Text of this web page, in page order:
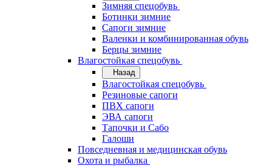
Зимняя спецобувь
Ботинки зимние
Сапоги зимние
Валенки и комбинированная обувь
Берцы зимние
Влагостойкая спецобувь
Назад
Влагостойкая спецобувь
Резиновые сапоги
ПВХ сапоги
ЭВА сапоги
Тапочки и Сабо
Галоши
Повседневная и медицинская обувь
Охота и рыбалка